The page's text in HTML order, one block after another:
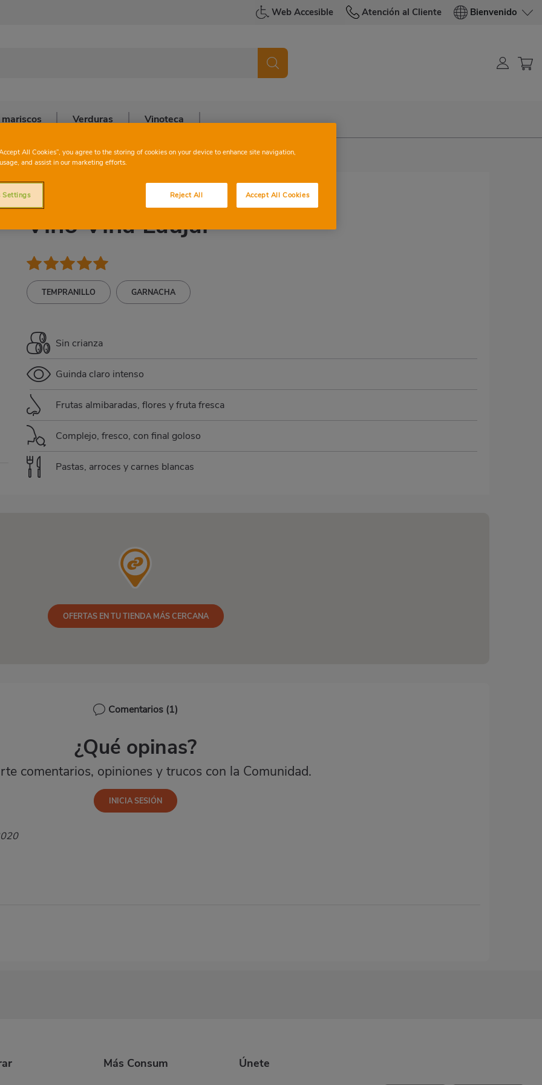
Web Accesible Atención al Cliente Bienvenido
Verduras Vinoteca
> Vino Viña Laujar
V. DE LA TIERRA LAUJAR-ALPUJARRA
Vino Viña Laujar
TEMPRANILLO GARNACHA
Sin crianza
Guinda claro intenso
Frutas almibaradas, flores y fruta fresca
Complejo, fresco, con final goloso
Pastas, arroces y carnes blancas
OFERTAS EN TU TIENDA MÁS CERCANA
Comentarios (1)
¿Qué opinas?
comentarios, opiniones y trucos con la Comunidad.
Más Consum Únete
All Cookies”, you agree to the storing of cookies on your device to enhance site navigation,
and assist in our marketing efforts.
Reject All Accept All Cookies
Settings